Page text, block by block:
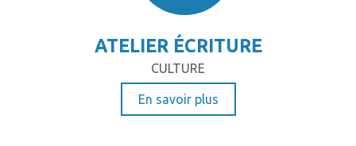
ATELIER ÉCRITURE
CULTURE
En savoir plus